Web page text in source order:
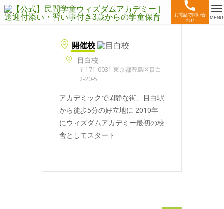
お電話で問い合
わせ
MENU
開催校
目白校
〒171-0031 東京都豊島区目白
2-20-5
アカデミックで閑静な街、目白駅
から徒歩5分の好立地に 2010年
にウィズダムアカデミー最初の校
舎としてスタート